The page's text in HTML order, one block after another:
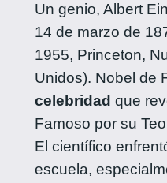
Un genio, Albert
14 de marzo de
1955, Princeton,
Unidos). Nobel de
celebridad que
Famoso por su
El científico
escuela,